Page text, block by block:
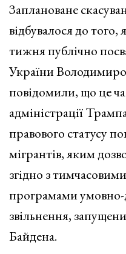
Заплановане
відбувалося до
тижня публічно
України
повідомили, що це
адміністрації
правового статусу
мігрантів, яким
згідно з
програмами умовно-
звільнення,
Байдена.